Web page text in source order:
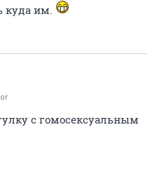
куда им.
с гомосексуальным